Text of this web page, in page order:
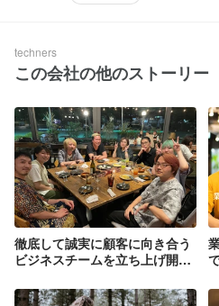
techners
この会社の他のストーリー
徹底して誠実に顧客に向き合う
ビジネスチームを立ち上げ開
者を募集します